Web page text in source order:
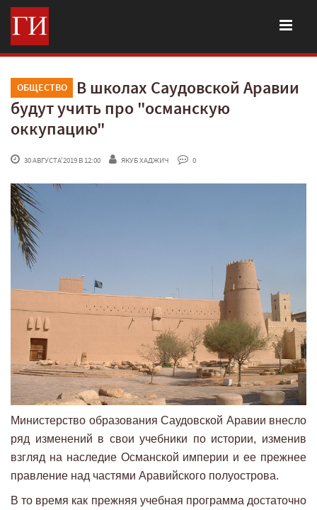
ОБЩЕСТВО
В школах Саудовской Аравии
будут учить про "османскую
оккупацию"
30 АВГУСТА'2019 В 12:00 ЯКУБ ХАДЖИЧ 0
Министерство образования Саудовской Аравии внесло
ряд изменений в свои учебники по истории, изменив
взгляд на наследие Османской империи и ее прежнее
правление над частями Аравийского полуострова.
В то время как прежняя учебная программа достаточно